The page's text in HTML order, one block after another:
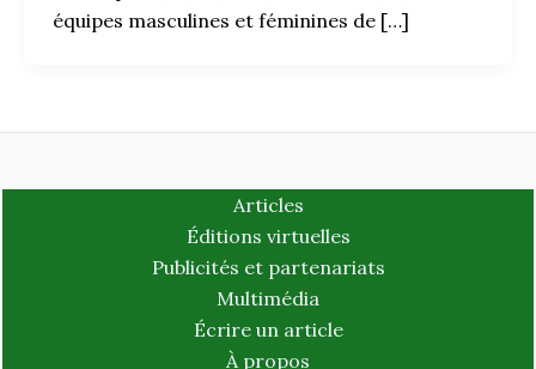
équipes masculines et féminines de […]
Articles
Éditions virtuelles
Publicités et partenariats
Multimédia
Écrire un article
À propos